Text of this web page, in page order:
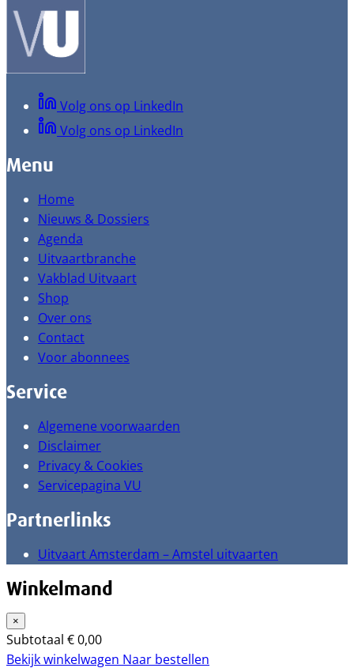
Volg ons op LinkedIn
Volg ons op LinkedIn
Menu
Home
Nieuws & Dossiers
Agenda
Uitvaartbranche
Vakblad Uitvaart
Shop
Over ons
Contact
Voor abonnees
Service
Algemene voorwaarden
Disclaimer
Privacy & Cookies
Servicepagina VU
Partnerlinks
Uitvaart Amsterdam – Amstel uitvaarten
Winkelmand
×
Subtotaal €0,00
Bekijk winkelwagen Naar bestellen